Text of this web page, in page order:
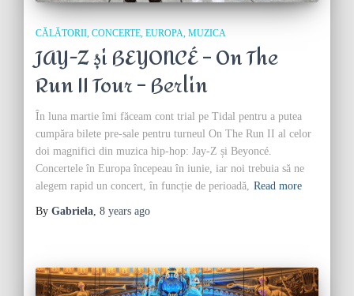
CĂLĂTORII CONCERTE EUROPA MUZICA
JAY-Z și BEYONCÉ – On The
Run II Tour – Berlin
În luna martie îmi făceam cont trial pe Tidal pentru a putea
cumpăra bilete pre-sale pentru turneul On The Run II al celor
doi magnifici din muzica hip-hop: Jay-Z și Beyoncé.
Concertele în Europa începeau în iunie, iar noi trebuia să ne
alegem rapid un concert, în funcție de perioadă, Read more
By Gabriela, 8 years ago